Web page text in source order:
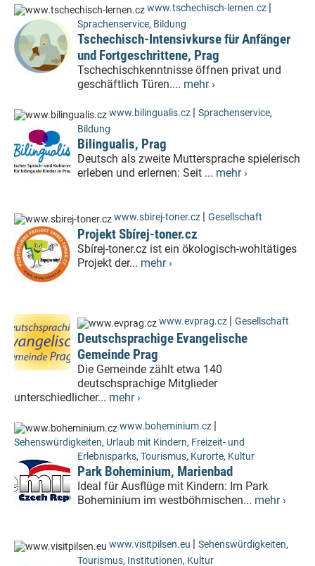
www.tschechisch-lernen.cz |
Sprachenservice, Bildung
Tschechisch-Intensivkurse für Anfänger
und Fortgeschrittene, Prag
Tschechischkenntnisse öffnen privat und
geschäftlich Türen.... mehr ›
www.bilingualis.cz | Sprachenservice,
Bildung
Bilingualis, Prag
Deutsch als zweite Muttersprache spielerisch
erleben und erlernen: Seit ... mehr ›
www.sbirej-toner.cz | Gesellschaft
Projekt Sbírej-toner.cz
Sbírej-toner.cz ist ein ökologisch-wohltätiges
Projekt der... mehr ›
www.evprag.cz | Gesellschaft
Deutschsprachige Evangelische
Gemeinde Prag
Die Gemeinde zählt etwa 140
deutschsprachige Mitglieder
unterschiedlicher... mehr ›
www.boheminium.cz |
Sehenswürdigkeiten, Urlaub mit Kindern, Freizeit- und
Erlebnisparks, Tourismus, Kurorte, Kultur
Park Boheminium, Marienbad
Ideal für Ausflüge mit Kindern: Im Park
Boheminium im westböhmischen... mehr ›
www.visitpilsen.eu | Sehenswürdigkeiten,
Tourismus, Institutionen, Kultur